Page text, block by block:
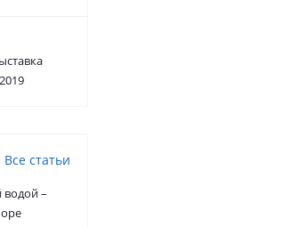
Все статьи
водой –